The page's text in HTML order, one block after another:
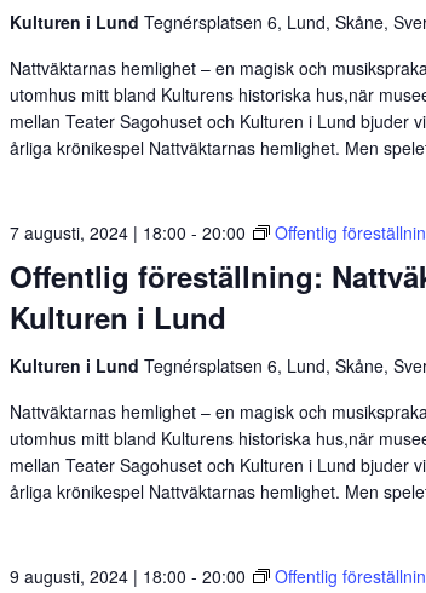
Kulturen i Lund Tegnérsplatsen 6, Lund, Skåne,
Nattväktarnas hemlighet – en magisk och
utomhus mitt bland Kulturens historiska hus,när
mellan Teater Sagohuset och Kulturen i Lund bjuder
årliga krönikespel Nattväktarnas hemlighet. Men
Offentlig föreställning:
Kulturen i Lund
7 augusti, 2024 | 18:00 - 20:00 Offentlig
Kulturen i Lund Tegnérsplatsen 6, Lund, Skåne,
Nattväktarnas hemlighet – en magisk och
utomhus mitt bland Kulturens historiska hus,när
mellan Teater Sagohuset och Kulturen i Lund bjuder
årliga krönikespel Nattväktarnas hemlighet. Men
9 augusti, 2024 | 18:00 - 20:00 Offentlig